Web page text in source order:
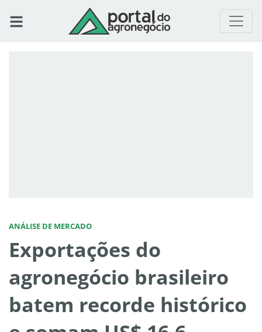
ANÁLISE DE MERCADO
Exportações do
agronegócio brasileiro
batem recorde histórico